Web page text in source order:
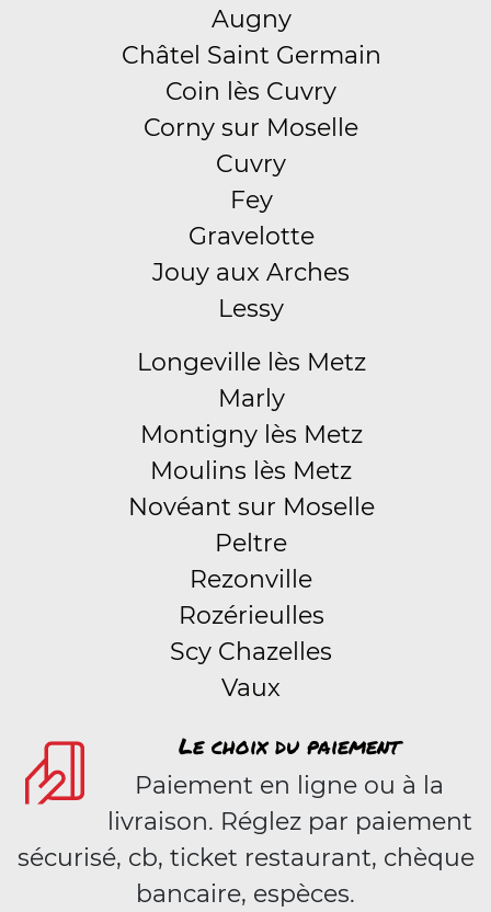
Augny
Châtel Saint Germain
Coin lès Cuvry
Corny sur Moselle
Cuvry
Fey
Gravelotte
Jouy aux Arches
Lessy
Longeville lès Metz
Marly
Montigny lès Metz
Moulins lès Metz
Novéant sur Moselle
Peltre
Rezonville
Rozérieulles
Scy Chazelles
Vaux
Le choix du paiement
Paiement en ligne ou à la
livraison. Réglez par paiement
sécurisé, cb, ticket restaurant, chèque
bancaire, espèces.